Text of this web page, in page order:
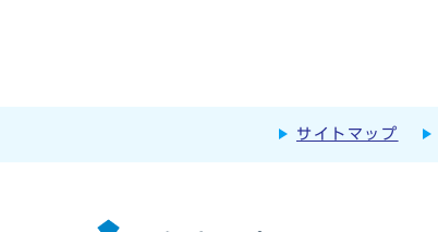
サイトマップ